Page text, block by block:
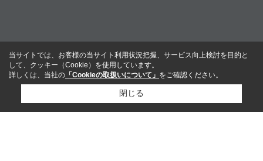
当サイトでは、お客様の当サイト利用状況把握、サービス向上検討を目的と
して、クッキー（Cookie）を使用しています。
詳しくは、当社の 「Cookieの取扱いについて」 をご確認ください。
閉じる